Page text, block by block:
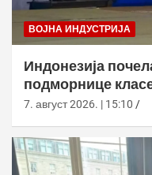
ВОЈНА ИНДУСТРИЈА
Индонезија
подморнице
7. август 2026. | 15:10